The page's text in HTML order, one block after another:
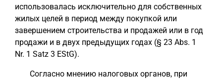
использовалась исключительно для собственных
жилых целей в период между покупкой или
завершением строительства и продажей или в год
продажи и в двух предыдущих годах (§ 23 Abs. 1
Nr. 1 Satz 3 EStG).
Согласно мнению налоговых органов, при